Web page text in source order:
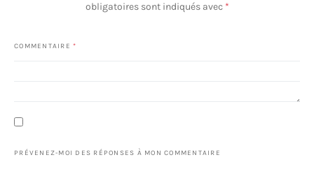
obligatoires sont indiqués avec *
COMMENTAIRE *
PRÉVENEZ-MOI DES RÉPONSES À MON COMMENTAIRE